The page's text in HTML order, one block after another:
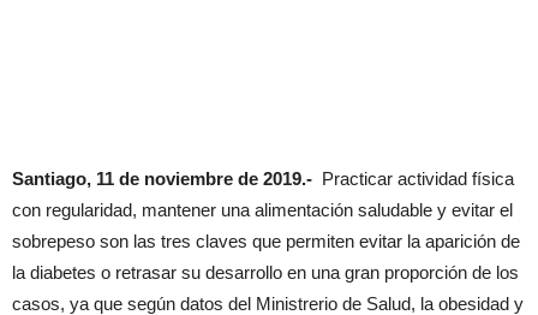
Santiago, 11 de noviembre de 2019.- Practicar actividad física
con regularidad, mantener una alimentación saludable y evitar el
sobrepeso son las tres claves que permiten evitar la aparición de
la diabetes o retrasar su desarrollo en una gran proporción de los
casos, ya que según datos del Ministrerio de Salud, la obesidad y